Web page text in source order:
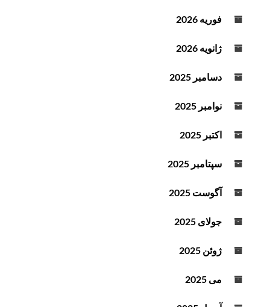
فوریه 2026
ژانویه 2026
دسامبر 2025
نوامبر 2025
اکتبر 2025
سپتامبر 2025
آگوست 2025
جولای 2025
ژوئن 2025
می 2025